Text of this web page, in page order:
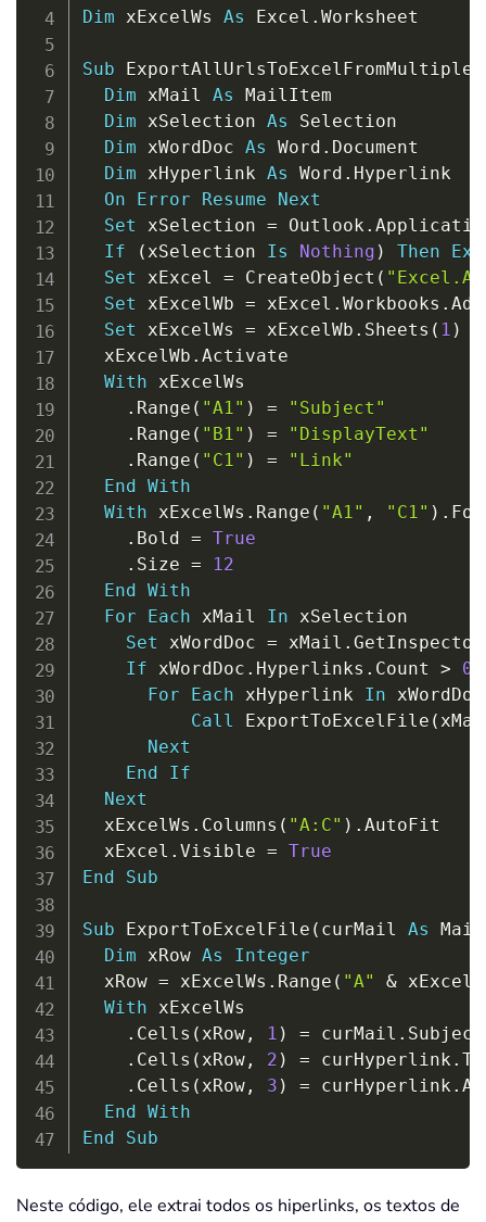
Dim xExcelWs As Excel . Worksheet
Sub
Dim xMail As MailItem
Dim xSelection As Selection
Dim xWordDoc As Word . Document
Dim xHyperlink As Word . Hyperlink
On
Error Resume
Next
Set xSelection = Outlook .
If
( xSelection Is Nothing ) Then
Set xExcel = CreateObject (
Set xExcelWb = xExcel . Workbooks . Add
Set xExcelWs = xExcelWb . Sheets ( 1 )
  xExcelWb
. Activate
With xExcelWs
. Range ( "A1" ) =
"Subject"
. Range ( "B1" ) =
"DisplayText"
. Range ( "C1" ) =
"Link"
End With
With xExcelWs . Range ( "A1" , "C1" ) .
. Bold = True
. Size =
12
End With
For
Each xMail In xSelection
Set xWordDoc = xMail . GetInspector
If xWordDoc . Hyperlinks . Count > 0
For
Each xHyperlink In xWordDoc
Call ExportToExcelFile (
Next
End
If
Next
  xExcelWs
. Columns ( "A:C" ) . AutoFit
  xExcel
. Visible = True
End
Sub
Sub ExportToExcelFile ( curMail As
Dim xRow As
Integer
  xRow
= xExcelWs . Range ( "A" &
With xExcelWs
. Cells ( xRow, 1 ) = curMail . Subject
. Cells ( xRow, 2 ) = curHyperlink .
. Cells ( xRow, 3 ) = curHyperlink .
End With
End
Sub
Neste código, ele extrai todos os hiperlinks, os textos de